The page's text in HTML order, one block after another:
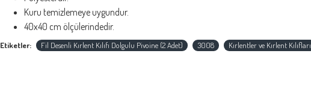
Kuru temizlemeye uygundur.
40x40 cm ölçülerindedir.
Etiketler: Fil Desenli Kırlent Kılıfı Dolgulu Pivoine (2 Adet) 3008 Kırlentler ve Kırlent Kılıfları